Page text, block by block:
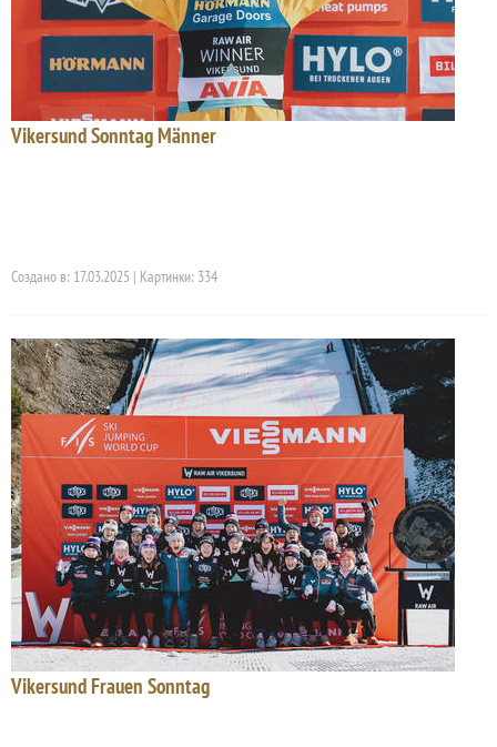
Vikersund Sonntag Männer
Создано в: 17.03.2025 | Картинки: 334
Vikersund Frauen Sonntag